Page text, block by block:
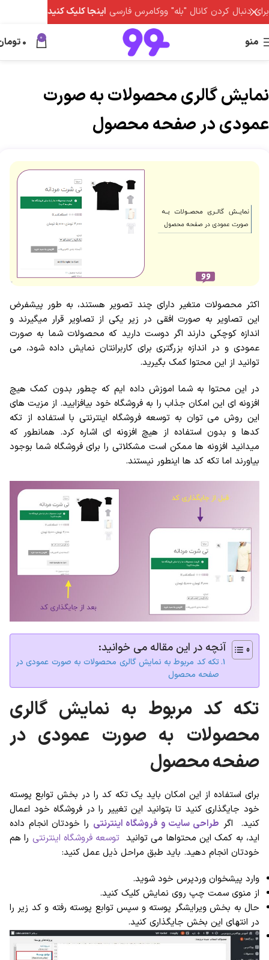
منو 0
0
نمایش گالری محصولات به صورت
عمودی در صفحه محصول
اکثر محصولات متغیر دارای چند تصویر هستند، به طور پیشفرض
این تصاویر به صورت افقی در زیر یکی از تصاویر قرار میگیرند و
اندازه کوچکی دارند اگر دوست دارید که محصولات شما به صورت
عمودی و در اندازه بزرگتری برای کاربرانتان نمایش داده شود، می
توانید از این محتوا کمک بگیرید.
در این محتوا به شما اموزش داده ایم که چطور بدون کمک هیچ
افزونه ای این امکان جذاب را به فروشگاه خود بیافزایید. از مزیت های
این روش می توان به توسعه فروشگاه اینترنتی با استفاده از تکه
کدها و بدون استفاده از هیچ افزونه ای اشاره کرد. همانطور که
میدانید افزونه ها ممکن است مشکلاتی را برای فروشگاه شما بوجود
بیاورند اما تکه کد ها اینطور نیستند.
آنچه در این مقاله می خوانید:
تکه کد مربوط به نمایش گالری محصولات به صورت عمودی در
صفحه محصول
تکه کد مربوط به نمایش گالری
محصولات به صورت عمودی در
صفحه محصول
برای استفاده از این امکان باید یک تکه کد را در بخش توابع پوسته
خود جایگذاری کنید تا بتوانید این تغییر را در فروشگاه خود اعمال
کنید. اگر طراحی سایت و فروشگاه اینترنتی را خودتان انجام داده
اید، به کمک این محتواها می توانید توسعه فروشگاه اینترنتی را هم
خودتان انجام دهید. باید طبق مراحل ذیل عمل کنید:
وارد پیشخوان وردپرس خود شوید.
از منوی سمت چپ روی نمایش کلیک کنید.
حال به بخش ویرایشگر پوسته و سپس توابع پوسته رفته و کد زیر را
در انتهای این بخش جایگذاری کنید.
برای دنبال کردن کانال "بله" ووکامرس فارسی اینجا کلیک کنید